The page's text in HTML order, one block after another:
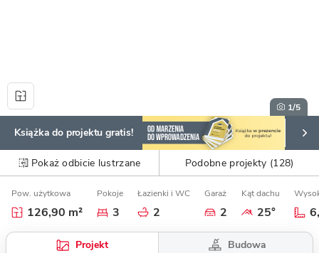
1/5
Książka do projektu gratis!
Pokaż odbicie lustrzane Podobne projekty (128)
Pow. użytkowa
126,90 m²
Pokoje
3
Łazienki i WC
2
Garaż
2
Kąt dachu
25°
Projekt Budowa